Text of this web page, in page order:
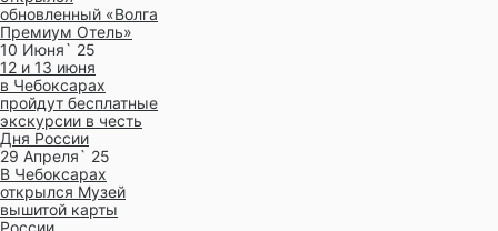
обновленный «Волга
Премиум Отель»
10 Июня` 25
12 и 13 июня
в Чебоксарах
пройдут бесплатные
экскурсии в честь
Дня России
29 Апреля` 25
В Чебоксарах
открылся Музей
вышитой карты
России